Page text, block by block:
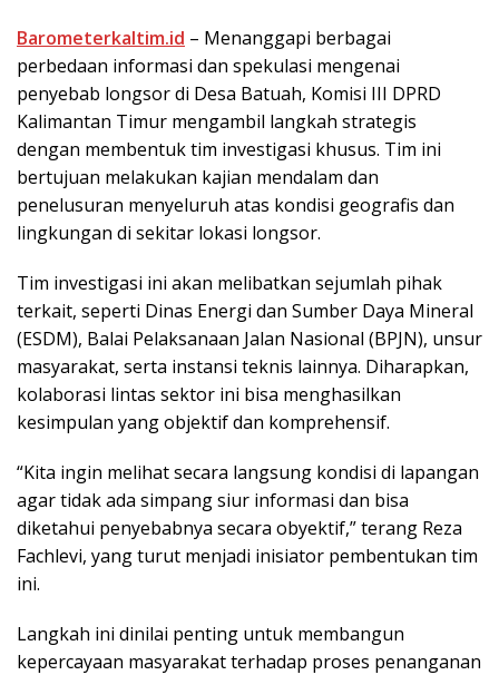
Barometerkaltim.id – Menanggapi berbagai
perbedaan informasi dan spekulasi mengenai
penyebab longsor di Desa Batuah, Komisi III DPRD
Kalimantan Timur mengambil langkah strategis
dengan membentuk tim investigasi khusus. Tim ini
bertujuan melakukan kajian mendalam dan
penelusuran menyeluruh atas kondisi geografis dan
lingkungan di sekitar lokasi longsor.
Tim investigasi ini akan melibatkan sejumlah pihak
terkait, seperti Dinas Energi dan Sumber Daya Mineral
(ESDM), Balai Pelaksanaan Jalan Nasional (BPJN), unsur
masyarakat, serta instansi teknis lainnya. Diharapkan,
kolaborasi lintas sektor ini bisa menghasilkan
kesimpulan yang objektif dan komprehensif.
“Kita ingin melihat secara langsung kondisi di lapangan
agar tidak ada simpang siur informasi dan bisa
diketahui penyebabnya secara obyektif,” terang Reza
Fachlevi, yang turut menjadi inisiator pembentukan tim
ini.
Langkah ini dinilai penting untuk membangun
kepercayaan masyarakat terhadap proses penanganan